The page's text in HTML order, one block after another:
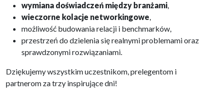
wymiana doświadczeń między branżami,
wieczorne kolacje networkingowe,
możliwość budowania relacji i benchmarków,
przestrzeń do dzielenia się realnymi problemami oraz
sprawdzonymi rozwiązaniami.
Dziękujemy wszystkim uczestnikom, prelegentom i
partnerom za trzy inspirujące dni!